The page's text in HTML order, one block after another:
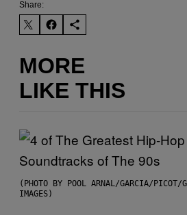
Share:
MORE
LIKE THIS
(PHOTO BY POOL ARNAL/GARCIA/PICOT/
IMAGES)